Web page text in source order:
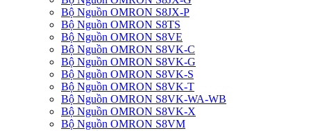
Bộ Nguồn OMRON S8JX-P
Bộ Nguồn OMRON S8TS
Bộ Nguồn OMRON S8VE
Bộ Nguồn OMRON S8VK-C
Bộ Nguồn OMRON S8VK-G
Bộ Nguồn OMRON S8VK-S
Bộ Nguồn OMRON S8VK-T
Bộ Nguồn OMRON S8VK-WA-WB
Bộ Nguồn OMRON S8VK-X
Bộ Nguồn OMRON S8VM